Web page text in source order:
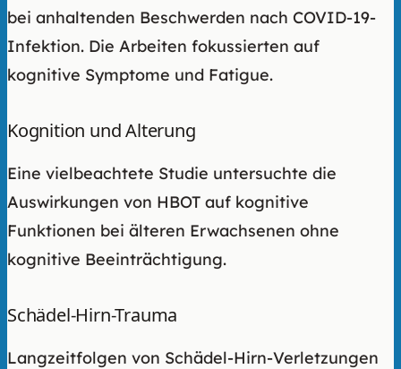
bei anhaltenden Beschwerden nach COVID-19-
Infektion. Die Arbeiten fokussierten auf
kognitive Symptome und Fatigue.
Kognition und Alterung
Eine vielbeachtete Studie untersuchte die
Auswirkungen von HBOT auf kognitive
Funktionen bei älteren Erwachsenen ohne
kognitive Beeinträchtigung.
Schädel-Hirn-Trauma
Langzeitfolgen von Schädel-Hirn-Verletzungen